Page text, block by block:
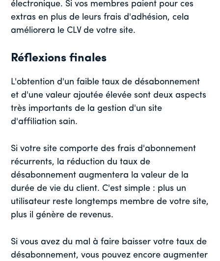
électronique. Si vos membres paient pour ces
extras en plus de leurs frais d'adhésion, cela
améliorera le CLV de votre site.
Réflexions finales
L'obtention d'un faible taux de désabonnement
et d'une valeur ajoutée élevée sont deux aspects
très importants de la gestion d'un site
d'affiliation sain.
Si votre site comporte des frais d'abonnement
récurrents, la réduction du taux de
désabonnement augmentera la valeur de la
durée de vie du client. C'est simple : plus un
utilisateur reste longtemps membre de votre site,
plus il génère de revenus.
Si vous avez du mal à faire baisser votre taux de
désabonnement, vous pouvez encore augmenter